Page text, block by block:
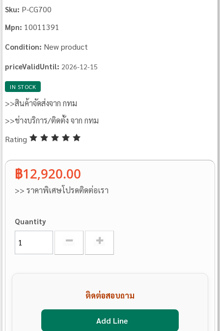
Sku: P-CG700
Mpn: 10011391
Condition: New product
priceValidUntil: 2026-12-15
IN STOCK
>>สินค้าจัดส่งจาก กทม
>>ช่างบริการ/ติดตั้ง จาก กทม
Rating
฿12,920.00
>> ราคาพิเศษโปรดติดต่อเรา
Quantity
ติดต่อสอบถาม
Add Line